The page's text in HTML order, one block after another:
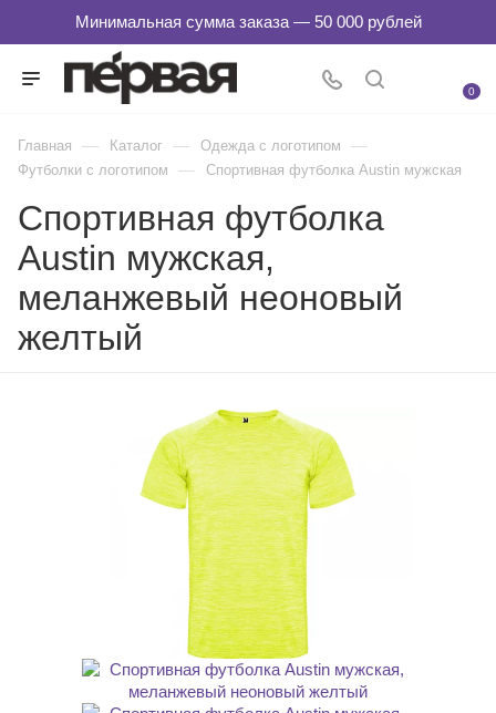
0
Главная — Каталог — Одежда с логотипом —
Футболки с логотипом — Спортивная футболка Austin мужская
Спортивная футболка
Austin мужская,
меланжевый неоновый
желтый